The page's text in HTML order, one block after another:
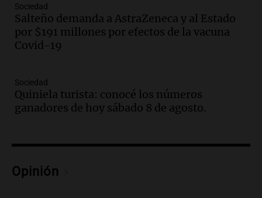
Audio.El abuelo de Agostina Vega, tras
las nuevas detenciones: "En esa casa
todos tenían algo que ver"
Audio.
Una nutricionista derribó el mito
del desayuno ideal: qué alimentos
conviene priorizar
Sociedad
Salteño demanda a AstraZeneca y al Estado
por $191 millones por efectos de la vacuna
Covid-19
Sociedad
Quiniela turista: conocé los números
ganadores de hoy sábado 8 de agosto.
Opinión